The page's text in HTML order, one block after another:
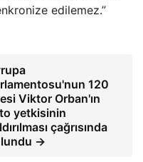
edilemez.”
120
Viktor Orban'ın
yetkisinin
çağrısında
→